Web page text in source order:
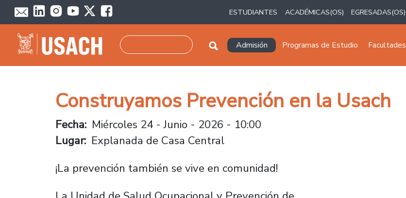
Pasar al contenido principal
ESTUDIANTES ACADÉMICAS(OS) EGRESADAS(OS)
Navegación principal
Admisión Programas de Estudio Facultades
Construyamos Prevención en la Usach
Fecha Miércoles 24 - Junio - 2026 - 10:00
Lugar Explanada de Casa Central
¡La prevención también se vive en comunidad!